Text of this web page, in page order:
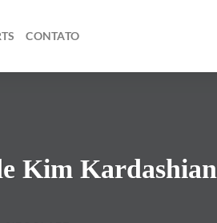
CONTATO
Kim Kardashian